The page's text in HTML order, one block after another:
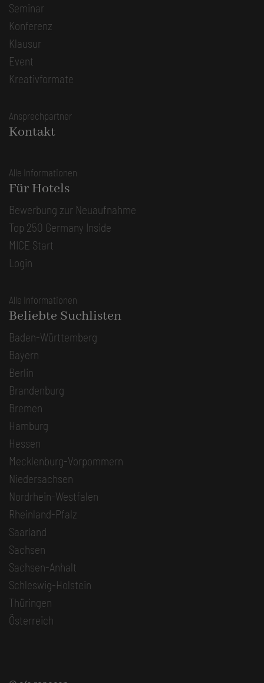
Seminar
Konferenz
Klausur
Event
Kreativformate
Ansprechpartner
Kontakt
Alle Informationen
Für Hotels
Bewerbung zur Neuaufnahme
Top 250 Germany Inside
MICE Start
Login
Alle Informationen
Beliebte Suchlisten
Baden-Württemberg
Bayern
Berlin
Brandenburg
Bremen
Hamburg
Hessen
Mecklenburg-Vorpommern
Niedersachsen
Nordrhein-Westfalen
Rheinland-Pfalz
Saarland
Sachsen
Sachsen-Anhalt
Schleswig-Holstein
Thüringen
Österreich